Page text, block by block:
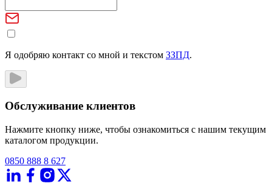
Я одобряю контакт со мной и текстом ЗЗПД.
Обслуживание клиентов
Нажмите кнопку ниже, чтобы ознакомиться с нашим текущим
каталогом продукции.
0850 888 8 627